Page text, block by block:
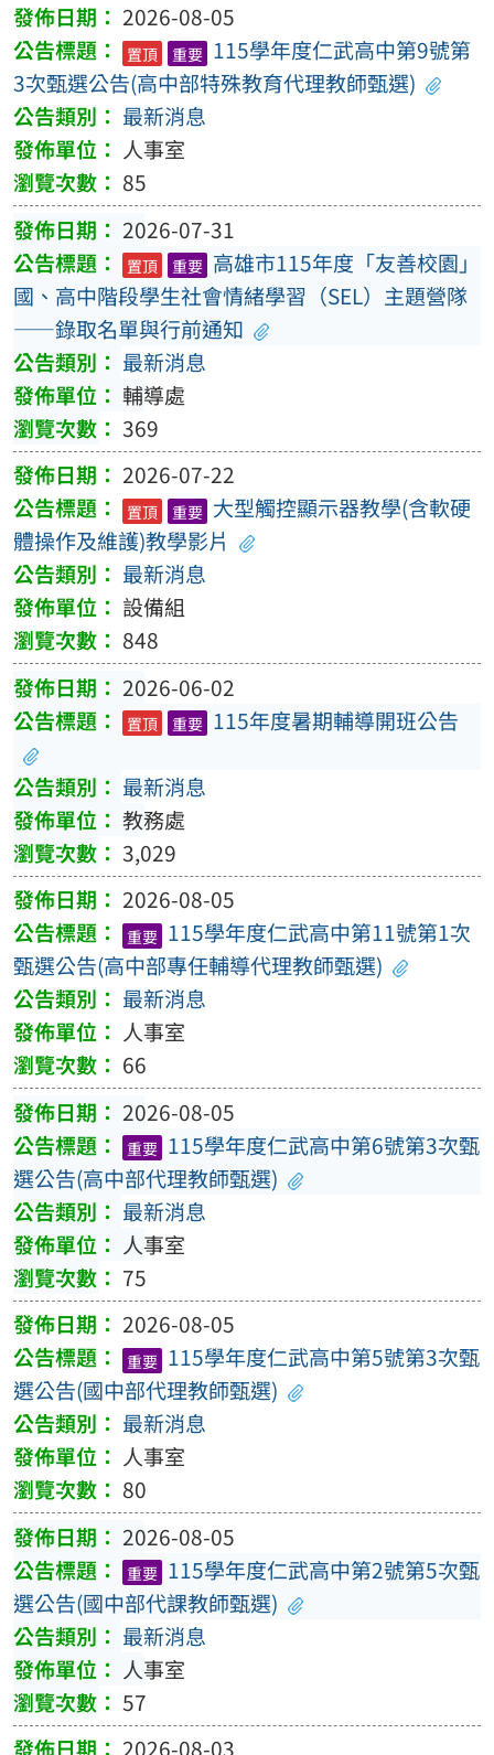
2026-08-05
置頂 重要 115學年度仁武高中第9號第
3次甄選公告(高中部特殊教育代理教師甄選)
最新消息
人事室
85
2026-07-31
置頂 重要 高雄市115年度「友善校園」
國、高中階段學生社會情緒學習（SEL）主題營隊
——錄取名單與行前通知
最新消息
輔導處
369
2026-07-22
置頂 重要 大型觸控顯示器教學(含軟硬
體操作及維護)教學影片
最新消息
設備組
848
2026-06-02
置頂 重要 115年度暑期輔導開班公告
最新消息
教務處
3,029
2026-08-05
重要 115學年度仁武高中第11號第1次
甄選公告(高中部專任輔導代理教師甄選)
最新消息
人事室
66
2026-08-05
重要 115學年度仁武高中第6號第3次甄
選公告(高中部代理教師甄選)
最新消息
人事室
75
2026-08-05
重要 115學年度仁武高中第5號第3次甄
選公告(國中部代理教師甄選)
最新消息
人事室
80
2026-08-05
重要 115學年度仁武高中第2號第5次甄
選公告(國中部代課教師甄選)
最新消息
人事室
57